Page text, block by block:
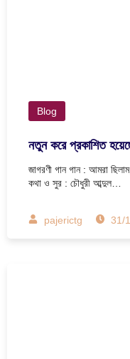
Blog
নতুন করে প্রকাশিত
জাগরণী গান গান : আমরা
কথা ও সুর : চৌধুরী আব্দুল…
pajerictg 31/